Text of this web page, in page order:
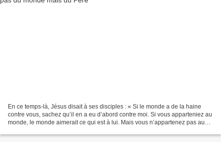
En ce temps-là, Jésus disait à ses disciples : « Si le monde a de la haine
contre vous, sachez qu’il en a eu d’abord contre moi. Si vous apparteniez au
monde, le monde aimerait ce qui est à lui. Mais vous n’appartenez pas au